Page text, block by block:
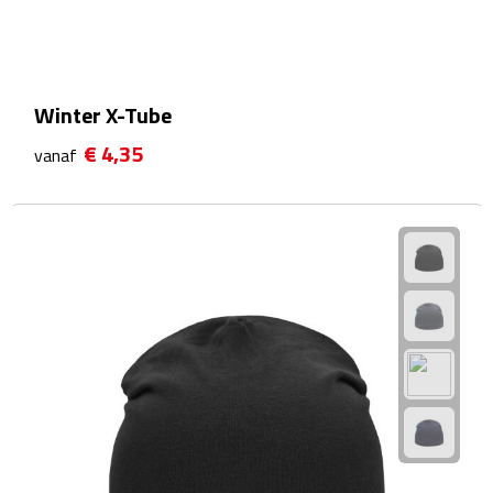
Duffeltassen
Laptop rugzakken
Promo rugzakjes
Winter X-Tube
vanaf € 4,35